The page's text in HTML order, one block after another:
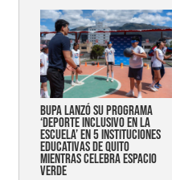
Bupa lanzó su programa
‘Deporte Inclusivo en la
Escuela’ en 5 instituciones
educativas de Quito
mientras celebra espacio
verde